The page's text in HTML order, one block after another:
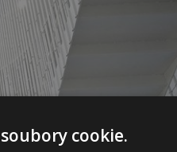
cookie.